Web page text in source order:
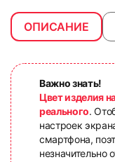
ОПИСАНИЕ
Важно знать!
Цвет изделия
реального.
настроек
смартфона,
незначительно